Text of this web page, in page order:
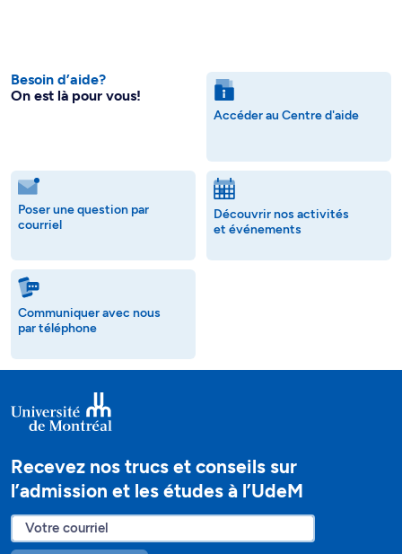
Besoin d’aide?
On est là pour vous!
Accéder au Centre d'aide
Poser une question par
courriel
Découvrir nos activités
et événements
Communiquer avec nous
par téléphone
Recevez nos trucs et conseils sur
l’admission et les études à l’UdeM